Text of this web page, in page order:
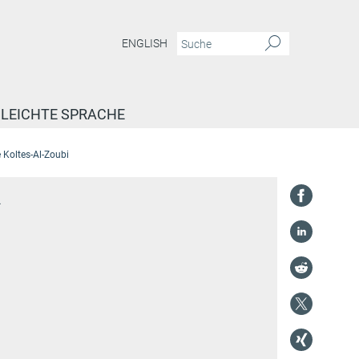
ENGLISH
LEICHTE SPRACHE
Koltes-Al-Zoubi